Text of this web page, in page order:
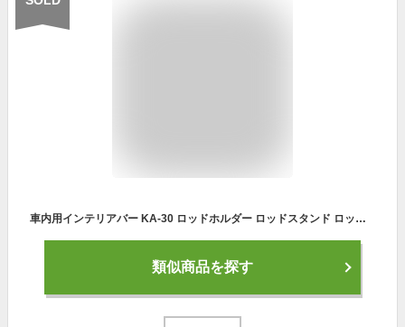
車内用インテリアバー KA-30 ロッドホルダー ロッドスタンド ロッドハンガー 竿受け 竿立て/車内収納/つっぱりラック/ハンガーバー【あす楽15時まで】
類似商品を探す